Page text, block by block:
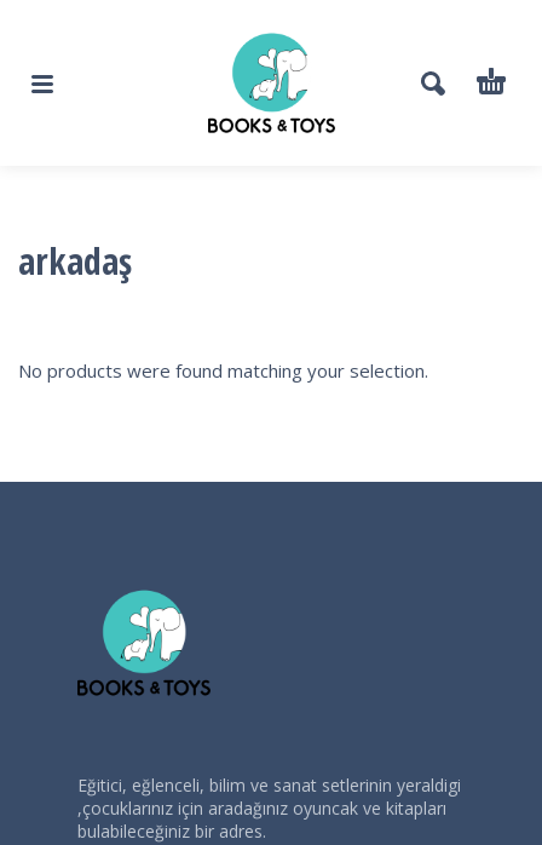
arkadaş
No products were found matching your selection.
Eğitici, eğlenceli, bilim ve sanat setlerinin yeraldigi
,çocuklarınız için aradağınız oyuncak ve kitapları
bulabileceğiniz bir adres.